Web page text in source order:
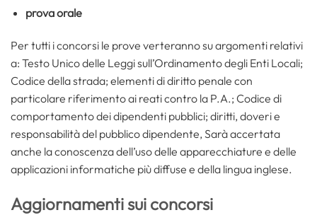
prova orale
Per tutti i concorsi le prove verteranno su argomenti relativi
a: Testo Unico delle Leggi sull’Ordinamento degli Enti Locali;
Codice della strada; elementi di diritto penale con
particolare riferimento ai reati contro la P.A.; Codice di
comportamento dei dipendenti pubblici; diritti, doveri e
responsabilità del pubblico dipendente, Sarà accertata
anche la conoscenza dell’uso delle apparecchiature e delle
applicazioni informatiche più diffuse e della lingua inglese.
Aggiornamenti sui concorsi